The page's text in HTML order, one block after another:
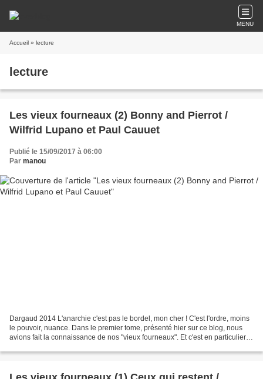
MENU
Accueil » lecture
lecture
Les vieux fourneaux (2) Bonny and Pierrot /
Wilfrid Lupano et Paul Cauuet
Publié le 15/09/2017 à 06:00
Par manou
Dargaud 2014 L'anarchie c'est pas le bordel, mon cher ! C'est l'ordre, moins
le pouvoir, nuance. Dans le premier tome, présenté hier sur ce blog, nous
avions fait la connaissance de nos "vieux fourneaux". Et c'est en particulier